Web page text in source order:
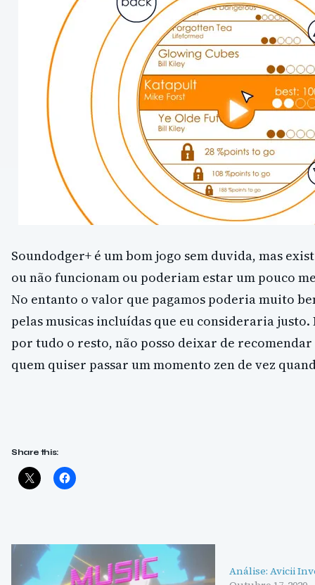
Soundodger+ é um bom jogo sem duvida, mas
ou não funcionam ou poderiam estar um pouco
No entanto o valor que pagamos poderia muito
pelas musicas incluídas que eu consideraria justo.
por tudo o resto, não posso deixar de
quem quiser passar um momento zen de vez
Share this:
Análise: Avicii